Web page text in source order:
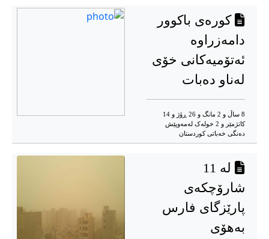
کورەی باکوور
دامەزراوە
ئەتۆمیەکانی خۆی
لەناو دەبات
8 ساڵ و 2 مانگ و 26 ڕۆژ و 14
کاتژمێر و 2 خوله‌ک له‌مه‌وپێش‌
دەنگی خەباتی کوردستان
لە 11
شارۆچکەی
پارێزگای فارس
بەهۆی